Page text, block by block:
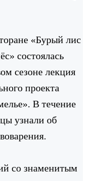
«Бурый лис
состоялась
сезоне лекция
проекта
В течение
узнали об
со знаменитым